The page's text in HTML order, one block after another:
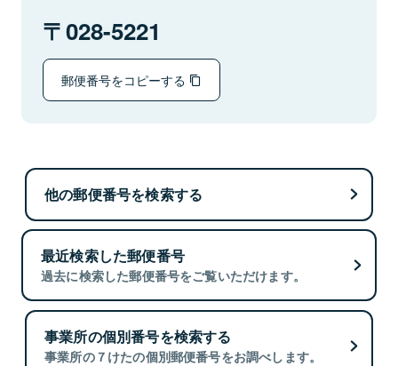
028-5221
郵便番号をコピーする
他の郵便番号を検索する
最近検索した郵便番号
過去に検索した郵便番号をご覧いただけます。
事業所の個別番号を検索する
事業所の７けたの個別郵便番号をお調べします。